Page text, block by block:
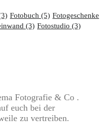
Fotobuch (5) Fotogeschenke
(3) Fotostudio (3)
Fotografie & Co .
euch bei der
zu vertreiben.